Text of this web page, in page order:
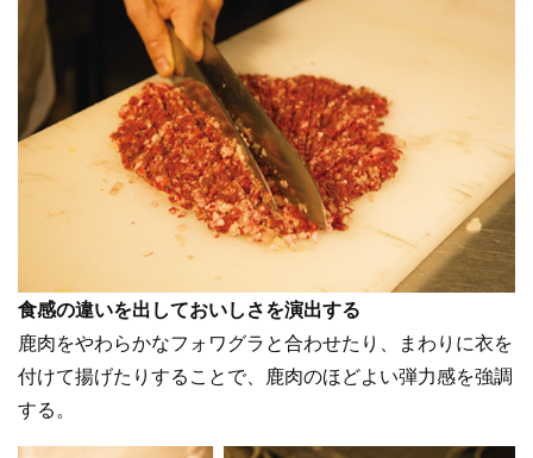
食感の違いを出しておいしさを演出する
鹿肉をやわらかなフォワグラと合わせたり、まわりに衣を
付けて揚げたりすることで、鹿肉のほどよい弾力感を強調
する。